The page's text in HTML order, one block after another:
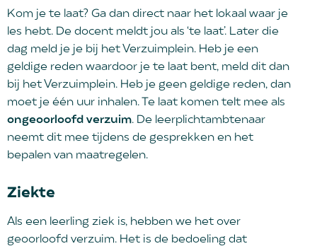
Kom je te laat? Ga dan direct naar het lokaal waar je
les hebt. De docent meldt jou als ‘te laat’. Later die
dag meld je je bij het Verzuimplein. Heb je een
geldige reden waardoor je te laat bent, meld dit dan
bij het Verzuimplein. Heb je geen geldige reden, dan
moet je één uur inhalen. Te laat komen telt mee als
ongeoorloofd verzuim. De leerplichtambtenaar
neemt dit mee tijdens de gesprekken en het
bepalen van maatregelen.
Ziekte
Als een leerling ziek is, hebben we het over
geoorloofd verzuim. Het is de bedoeling dat